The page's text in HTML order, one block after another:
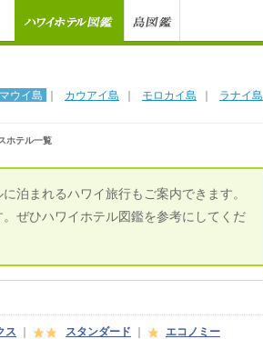
マウイ島 カウアイ島 モロカイ島 ラナイ島
ホテル一覧
泊まれるハワイ旅行もご案内できます。
ぜひハワイホテル図鑑を参考にしてくだ
ス スタンダード エコノミー